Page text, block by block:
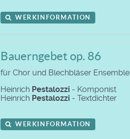
WERKINFORMATION
Bauerngebet op. 86
für Chor und Blechbläser Ensemble
Heinrich Pestalozzi - Komponist
Heinrich Pestalozzi - Textdichter
WERKINFORMATION